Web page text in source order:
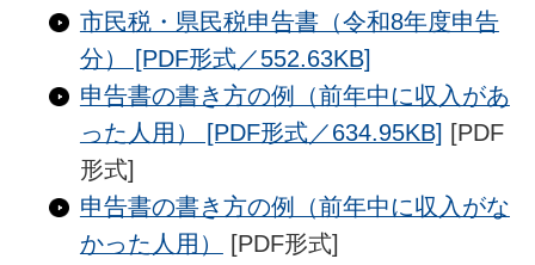
市民税・県民税申告書（令和8年度申告
分） [PDF形式／552.63KB]
申告書の書き方の例（前年中に収入があ
った人用） [PDF形式／634.95KB] [PDF
形式]
申告書の書き方の例（前年中に収入がな
かった人用）
[PDF形式]